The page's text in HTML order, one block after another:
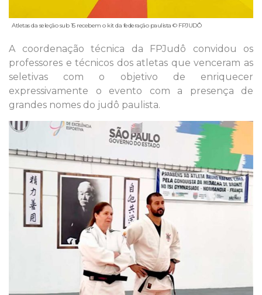
Atletas da seleção sub 15 recebem o kit da federação paulista © FPJUDÔ
A coordenação técnica da FPJudô convidou os
professores e técnicos dos atletas que venceram as
seletivas com o objetivo de enriquecer
expressivamente o evento com a presença de
grandes nomes do judô paulista.